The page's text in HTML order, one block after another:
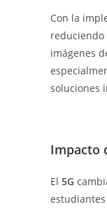
Con la
reduciendo
imágenes
soluciones
Impacto
El 5G